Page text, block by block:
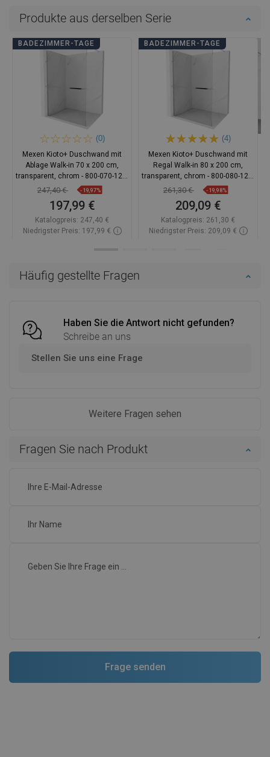
Häufig gestellte Fragen
Haben Sie die Antwort nicht gefunden?
Schreibe an uns
Stellen Sie uns eine Frage
Weitere Fragen sehen
Fragen Sie nach Produkt
Produkte aus derselben Serie
BADEZIMMER-TAGE
(0)
Mexen Kioto+ Duschwand mit
Ablage Walk-in 70 x 200 cm,
transparent, chrom - 800-070-121-
01-00
247,40 € -19,97%
197,99 €
Katalogpreis: 247,40 €
Niedrigster Preis: 197,99 €
BADEZIMMER-TAGE
(4)
Mexen Kioto+ Duschwand mit
Regal Walk-in 80 x 200 cm,
transparent, chrom - 800-080-121-
01-00
261,30 € -19,98%
209,09 €
Katalogpreis: 261,30 €
Niedrigster Preis: 209,09 €